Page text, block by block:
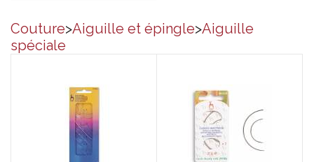
Couture>Aiguille et épingle>Aiguille
spéciale